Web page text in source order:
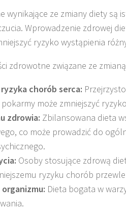
wynikające ze zmiany diety
Wprowadzenie zdrowej
ryzyko wystąpienia
zdrowotne związane ze
chorób serca:
może zmniejszyć
zdrowia: Zbilansowana dieta
co może prowadzić do
Osoby stosujące zdrową
ryzyku chorób
Dieta bogata w